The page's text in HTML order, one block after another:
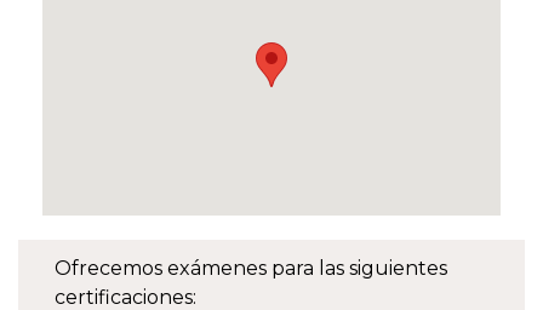
Ofrecemos exámenes para las siguientes
certificaciones: